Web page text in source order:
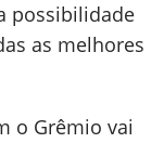
possibilidade
as melhores
o Grêmio vai